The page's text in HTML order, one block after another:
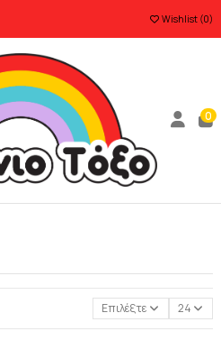
Wishlist (0)
0
Επιλέξτε 24